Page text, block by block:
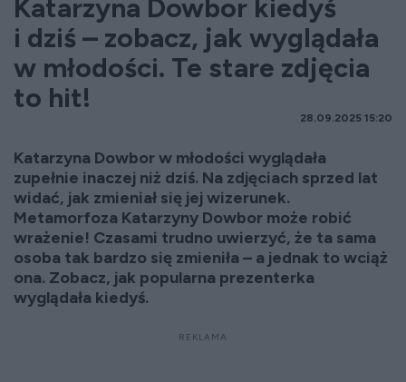
Katarzyna Dowbor kiedyś
i dziś – zobacz, jak wyglądała
w młodości. Te stare zdjęcia
to hit!
28.09.2025 15:20
Katarzyna Dowbor w młodości wyglądała
zupełnie inaczej niż dziś. Na zdjęciach sprzed lat
widać, jak zmieniał się jej wizerunek.
Metamorfoza Katarzyny Dowbor może robić
wrażenie! Czasami trudno uwierzyć, że ta sama
osoba tak bardzo się zmieniła – a jednak to wciąż
ona. Zobacz, jak popularna prezenterka
wyglądała kiedyś.